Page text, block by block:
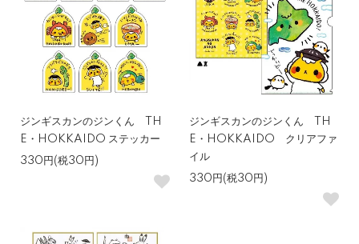
ジンギスカンのジンくん TH
E・HOKKAIDO ステッカー
330円(税30円)
ジンギスカンのジンくん TH
E・HOKKAIDO クリアファ
イル
330円(税30円)